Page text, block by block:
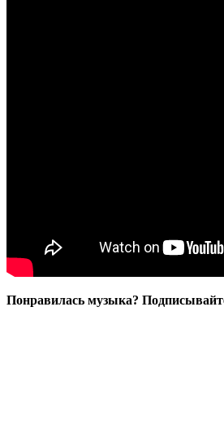
Понравилась музыка?